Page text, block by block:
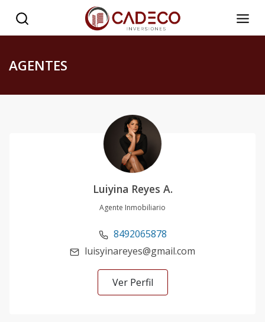
AGENTES
Luiyina Reyes A.
Agente Inmobiliario
8492065878
luisyinareyes@gmail.com
Ver Perfil